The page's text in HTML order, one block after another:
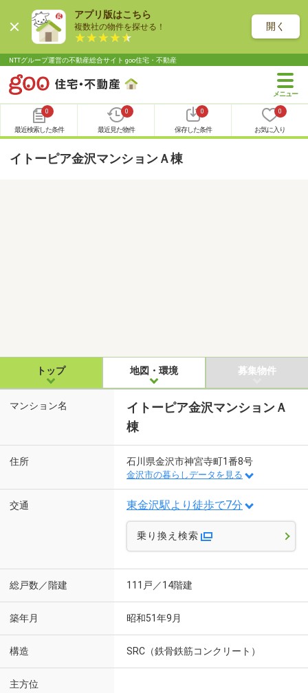
アプリ版はこちら
複数社の物件を探せる！ 開く
NTTグループ運営の不動産総合サイト goo住宅・不動産
0
最近検索した条件
0
最近見た物件
0
保存した条件
0
お気に入り
イトーピア金沢マンションＡ棟
トップ 地図・環境 募集物件
マンション名
イトーピア金沢マンションＡ
棟
住所 石川県金沢市神宮寺町1番8号
金沢市の暮らしデータを見る
交通 東金沢駅より徒歩で7分
乗り換え検索
総戸数／階建 111戸／14階建
築年月 昭和51年9月
構造 SRC（鉄骨鉄筋コンクリート）
主方位